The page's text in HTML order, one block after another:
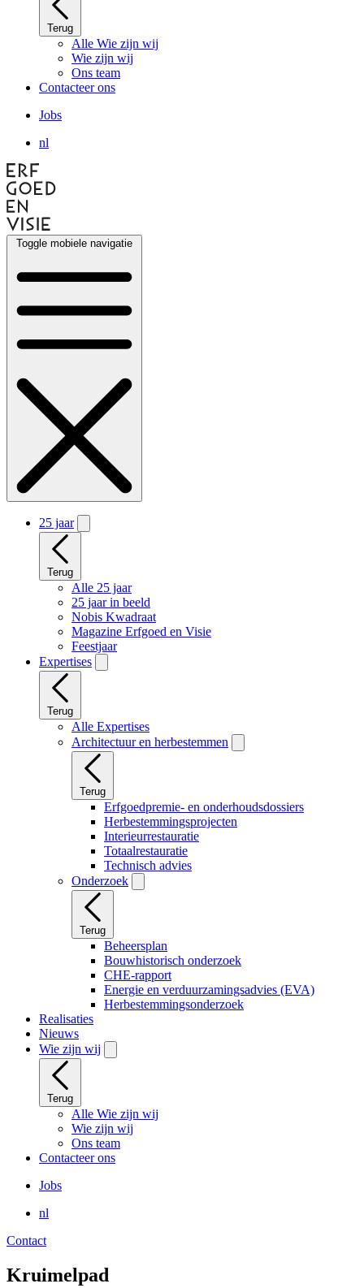
Terug
Alle Wie zijn wij
Wie zijn wij
Ons team
Contacteer ons
Jobs
nl
Toggle mobiele navigatie
25 jaar
Terug
Alle 25 jaar
25 jaar in beeld
Nobis Kwadraat
Magazine Erfgoed en Visie
Feestjaar
Expertises
Terug
Alle Expertises
Architectuur en herbestemmen
Terug
Erfgoedpremie- en onderhoudsdossiers
Herbestemmingsprojecten
Interieurrestauratie
Totaalrestauratie
Technisch advies
Onderzoek
Terug
Beheersplan
Bouwhistorisch onderzoek
CHE-rapport
Energie en verduurzamingsadvies (EVA)
Herbestemmingsonderzoek
Realisaties
Nieuws
Wie zijn wij
Terug
Alle Wie zijn wij
Wie zijn wij
Ons team
Contacteer ons
Jobs
nl
Contact
Kruimelpad